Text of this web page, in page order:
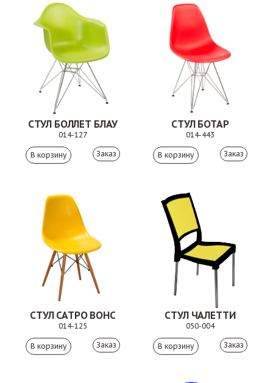
СТУЛ БОЛЛЕТ БЛАУ
014-127
Заказ
СТУЛ БОТАР
014-443
Заказ
СТУЛ САТРО ВОНС
014-125
Заказ
СТУЛ ЧАЛЕТТИ
050-004
Заказ